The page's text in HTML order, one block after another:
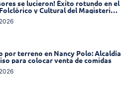
se lucieron! Éxito rotundo en el
y Cultural del Magisterio
por terreno en Nancy Polo: Alcaldía
para colocar venta de comidas